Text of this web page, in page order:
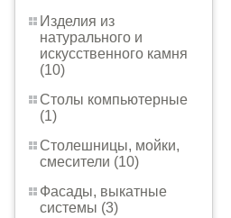
Изделия из
натурального и
искусственного камня
(10)
Столы компьютерные
(1)
Столешницы, мойки,
смесители (10)
Фасады, выкатные
системы (3)